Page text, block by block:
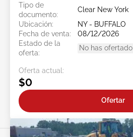
Tipo de
documento:
Clear New York
Ubicación:
NY - BUFFALO
Fecha de venta:
08/12/2026
Estado de la
oferta:
No has ofertado
Oferta actual:
$0
Ofertar